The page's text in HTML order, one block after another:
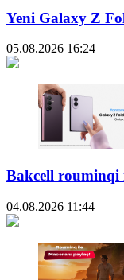
Yeni Galaxy Z
05.08.2026 16:24
Bakcell rouminqi
04.08.2026 11:44